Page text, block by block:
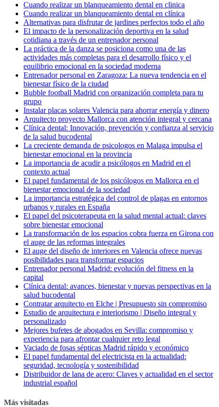
Cuando realizar un blanqueamiento dental en clinica
Cuando realizar un blanqueamiento dental en clínica
Alternativas para disfrutar de jardines perfectos todo el año
El impacto de la personalización deportiva en la salud
cotidiana a través de un entrenador personal
La práctica de la danza se posiciona como una de las
actividades más completas para el desarrollo físico y el
equilibrio emocional en la sociedad moderna
Entrenador personal en Zaragoza: La nueva tendencia en el
bienestar físico de la ciudad
Bubble football Madrid con organización completa para tu
grupo
Instalar placas solares Valencia para ahorrar energía y dinero
Arquitecto proyecto Mallorca con atención integral y cercana
Clínica dental: Innovación, prevención y confianza al servicio
de la salud bucodental
La creciente demanda de psicologos en Malaga impulsa el
bienestar emocional en la provincia
La importancia de acudir a psicólogos en Madrid en el
contexto actual
El papel fundamental de los psicólogos en Mallorca en el
bienestar emocional de la sociedad
La importancia estratégica del control de plagas en entornos
urbanos y rurales en España
El papel del psicoterapeuta en la salud mental actual: claves
sobre bienestar emocional
La transformación de los espacios cobra fuerza en Girona con
el auge de las reformas integrales
El auge del diseño de interiores en Valencia ofrece nuevas
posibilidades para transformar espacios
Entrenador personal Madrid: evolución del fitness en la
capital
Clínica dental: avances, bienestar y nuevas perspectivas en la
salud bucodental
Contratar arquitecto en Elche | Presupuesto sin compromiso
Estudio de arquitectura e interiorismo | Diseño integral y
personalizado
Mejores bufetes de abogados en Sevilla: compromiso y
experiencia para afrontar cualquier reto legal
Vaciado de fosas sépticas Madrid rápido y económico
El papel fundamental del electricista en la actualidad:
seguridad, tecnología y sostenibilidad
Distribuidor de lana de acero: Claves y actualidad en el sector
industrial español
Más visitadas